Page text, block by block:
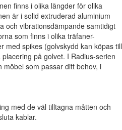
finns i olika längder för olika
är i solid extruderad aluminium
och vibrationsdämpande samtidigt
som finns i olika träfaner-
med spikes (golvskydd kan köpas till
på golvet. I Radius-serien
som passar ditt behov, i
med de väl tilltagna måtten och
kablar.